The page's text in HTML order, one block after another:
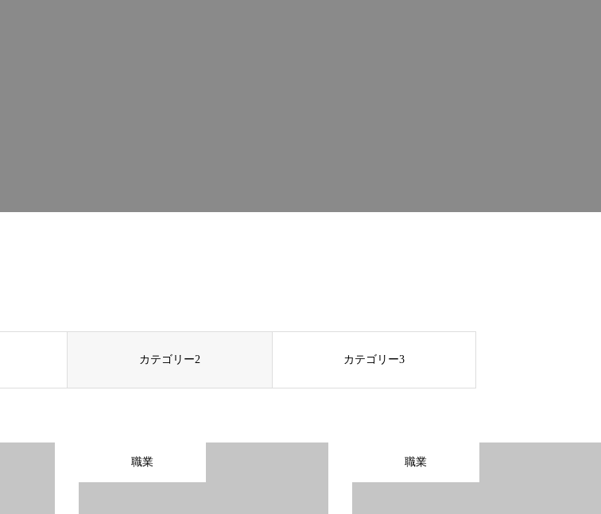
カテゴリー2 カテゴリー3
職業 職業